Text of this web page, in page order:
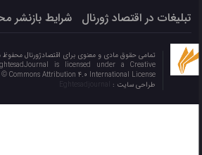
تبلیغات در اقتصاد ژورنال
شرایط بازنشر
تمامی حقوق مادی و معنوی برای اقتصادژورنال
is licensed under a Creative
Commons Attribution 4.0 International License ©️
طراحی سایت :